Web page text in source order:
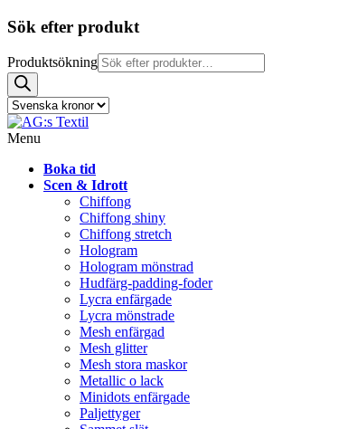
Sök efter produkt
Produktsökning
Menu
Boka tid
Scen & Idrott
Chiffong
Chiffong shiny
Chiffong stretch
Hologram
Hologram mönstrad
Hudfärg-padding-foder
Lycra enfärgade
Lycra mönstrade
Mesh enfärgad
Mesh glitter
Mesh stora maskor
Metallic o lack
Minidots enfärgade
Paljettyger